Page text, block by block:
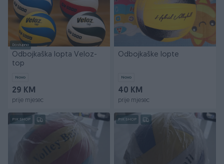
Dostupno
Odbojkaška lopta Veloz-
top
Novo
29 KM
prije mjesec
Odbojkaške lopte
Novo
40 KM
prije mjesec
PIK SHOP PIK SHOP